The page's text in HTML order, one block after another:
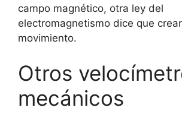
campo magnético, otra ley del
electromagnetismo dice que
movimiento.
Otros
mecánicos